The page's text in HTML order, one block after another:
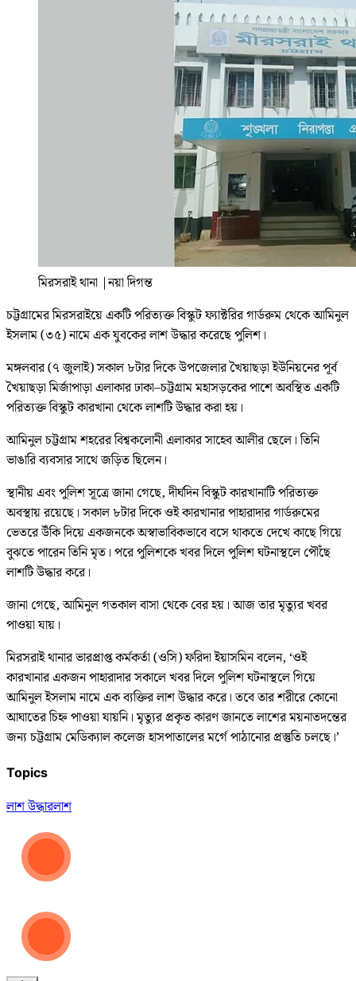
মিরসরাই থানা |নয়া দিগন্ত
চট্টগ্রামের মিরসরাইয়ে একটি পরিত্যক্ত বিস্কুট ফ্যাক্টরির গার্ডরুম থেকে আমিনুল
ইসলাম (৩৫) নামে এক যুবকের লাশ উদ্ধার করেছে পুলিশ।
মঙ্গলবার (৭ জুলাই) সকাল ৮টার দিকে উপজেলার খৈয়াছড়া ইউনিয়নের পূর্ব
খৈয়াছড়া মির্জাপাড়া এলাকার ঢাকা–চট্টগ্রাম মহাসড়কের পাশে অবস্থিত একটি
পরিত্যক্ত বিস্কুট কারখানা থেকে লাশটি উদ্ধার করা হয়।
আমিনুল চট্টগ্রাম শহরের বিশ্বকলোনী এলাকার সাহেব আলীর ছেলে। তিনি
ভাঙারি ব্যবসার সাথে জড়িত ছিলেন।
স্থানীয় এবং পুলিশ সূত্রে জানা গেছে, দীর্ঘদিন বিস্কুট কারখানাটি পরিত্যক্ত
অবস্থায় রয়েছে। সকাল ৮টার দিকে ওই কারখানার পাহারাদার গার্ডরুমের
ভেতরে উঁকি দিয়ে একজনকে অস্বাভাবিকভাবে বসে থাকতে দেখে কাছে গিয়ে
বুঝতে পারেন তিনি মৃত। পরে পুলিশকে খবর দিলে পুলিশ ঘটনাস্থলে পৌঁছে
লাশটি উদ্ধার করে।
জানা গেছে, আমিনুল গতকাল বাসা থেকে বের হয়। আজ তার মৃত্যুর খবর
পাওয়া যায়।
মিরসরাই থানার ভারপ্রাপ্ত কর্মকর্তা (ওসি) ফরিদা ইয়াসমিন বলেন, ‘ওই
কারখানার একজন পাহারাদার সকালে খবর দিলে পুলিশ ঘটনাস্থলে গিয়ে
আমিনুল ইসলাম নামে এক ব্যক্তির লাশ উদ্ধার করে। তবে তার শরীরে কোনো
আঘাতের চিহ্ন পাওয়া যায়নি। মৃত্যুর প্রকৃত কারণ জানতে লাশের ময়নাতদন্তের
জন্য চট্টগ্রাম মেডিক্যাল কলেজ হাসপাতালের মর্গে পাঠানোর প্রস্তুতি চলছে।’
Topics
লাশ উদ্ধারলাশ